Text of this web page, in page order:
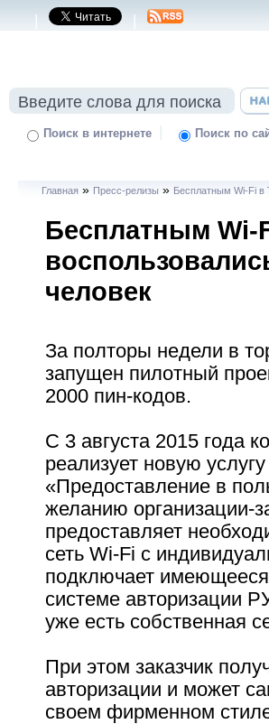
| |
Поиск в интернете | Поиск по
Главная » Пресс-релизы » Бесплатным Wi-Fi в
Бесплатным Wi-
человек
За полторы недели в
запущен пилотный
2000 пин-кодов.
С 3 августа 2015 года
реализует новую
«Предоставление в
желанию организации-
предоставляет
сеть Wi-Fi с
подключает
системе авторизации
уже есть собственная
При этом заказчик
авторизации и может
своем фирменном